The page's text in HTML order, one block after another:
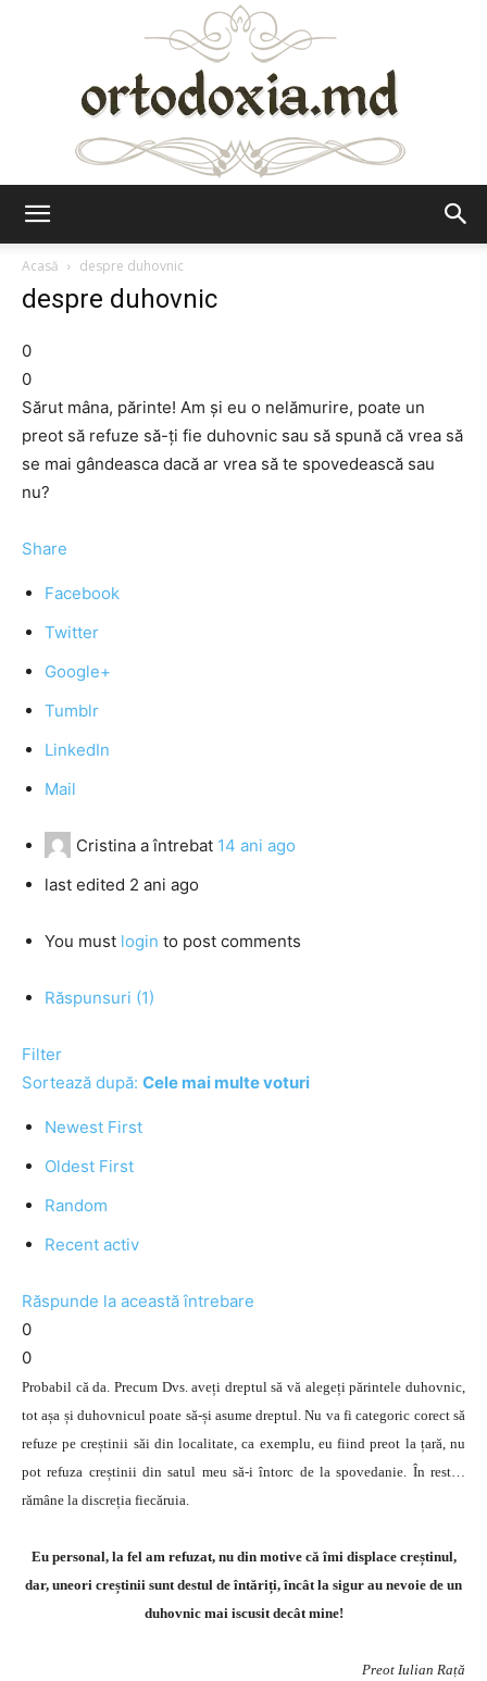
Acasă
despre duhovnic
despre duhovnic
0
0
Sărut mâna, părinte! Am şi eu o nelămurire, poate un
preot să refuze să-ţi fie duhovnic sau să spună că vrea să
se mai gândeasca dacă ar vrea să te spovedească sau
nu?
Share
Facebook
Twitter
Google+
Tumblr
LinkedIn
Mail
Cristina a întrebat 14 ani ago
last edited 2 ani ago
You must login to post comments
Răspunsuri (1)
Filter
Sortează după: Cele mai multe voturi
Newest First
Oldest First
Random
Recent activ
Răspunde la această întrebare
0
0
Probabil că da. Precum Dvs. aveți dreptul să vă alegeți părintele duhovnic,
tot așa și duhovnicul poate să-și asume dreptul. Nu va fi categoric corect să
refuze pe creștinii săi din localitate, ca exemplu, eu fiind preot la țară, nu
pot refuza creștinii din satul meu să-i întorc de la spovedanie. În rest…
rămâne la discreția fiecăruia.
Eu personal, la fel am refuzat, nu din motive că îmi displace creștinul,
dar, uneori creștinii sunt destul de întăriți, încât la sigur au nevoie de un
duhovnic mai iscusit decât mine!
Preot Iulian Rață